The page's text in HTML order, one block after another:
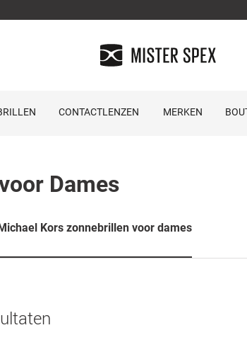
CONTACTLENZEN MERKEN
Dames
Kors zonnebrillen voor dames